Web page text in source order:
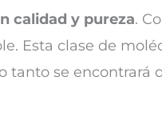
calidad y pureza.
Esta clase de
se encontrará